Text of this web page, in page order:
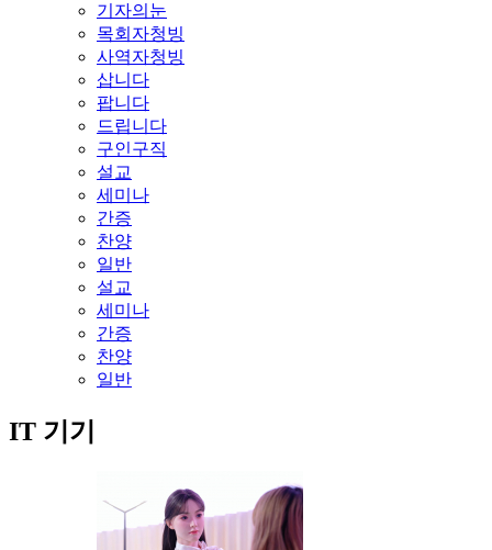
기자의눈
목회자청빙
사역자청빙
삽니다
팝니다
드립니다
구인구직
설교
세미나
간증
찬양
일반
설교
세미나
간증
찬양
일반
IT 기기